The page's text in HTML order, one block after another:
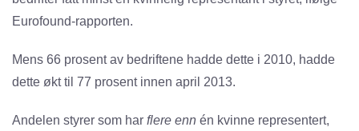
Eurofound-rapporten.
Mens 66 prosent av bedriftene hadde dette i 2010, hadde
dette økt til 77 prosent innen april 2013.
Andelen styrer som har flere enn én kvinne representert,